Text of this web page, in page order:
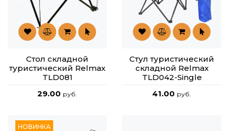
Стол складной
туристический Relmax
TLD081
29.00 руб.
Стул туристический
складной Relmax
TLD042-Single
41.00 руб.
НОВИНКА